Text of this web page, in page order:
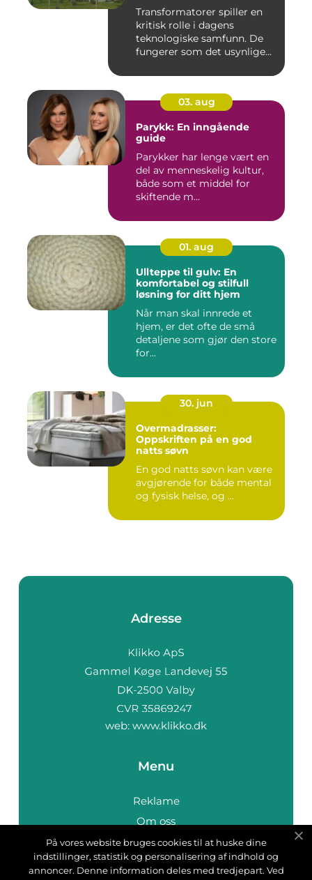
Transformatorer spiller en
kritisk rolle i dagens
teknologiske samfunn. De
fungerer som det usynlige...
03. aug
Parykk: En inngående
guide
Parykker har lenge vært en
del av menneskelig kultur,
både som et middel for
skiftende m...
01. aug
Ullteppe til gulv: En
komfortabel og stilfull
løsning for ditt hjem
Når man skal innrede et
hjem, er det ofte de små
detaljene som gjør den store
for...
30. jun
Overmadrasser:
Oppskriften på en god
natts søvn
En god natts søvn kan være
avgjørende for både mental
og fysisk helse, og ...
Adresse
web: www.klikko.dk
Menu
Reklame
Om oss
Cookies
Kontakt Oss
På vores website bruges cookies til at huske dine
indstillinger, statistik og personalisering af indhold og
annoncer. Denne information deles med tredjepart. Ved